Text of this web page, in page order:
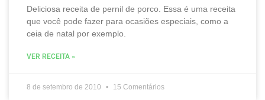
Deliciosa receita de pernil de porco. Essa é uma receita
que você pode fazer para ocasiões especiais, como a
ceia de natal por exemplo.
VER RECEITA »
8 de setembro de 2010 15 Comentários